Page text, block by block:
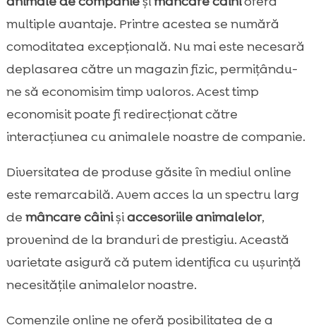
multiple avantaje. Printre acestea se numără
comoditatea excepțională. Nu mai este necesară
deplasarea către un magazin fizic, permițându-
ne să economisim timp valoros. Acest timp
economisit poate fi redirecționat către
interacțiunea cu animalele noastre de companie.
Diversitatea de produse găsite în mediul online
este remarcabilă. Avem acces la un spectru larg
de mâncare câinișiaccesoriile animalelor,
provenind de la branduri de prestigiu. Această
varietate asigură că putem identifica cu ușurință
necesitățile animalelor noastre.
Comenzile online ne oferă posibilitatea de a